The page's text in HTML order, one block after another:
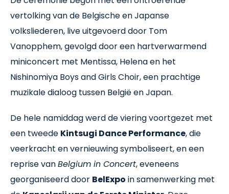
vertolking van de Belgische en Japanse
volksliederen, live uitgevoerd door Tom
Vanopphem, gevolgd door een hartverwarmend
miniconcert met Mentissa, Helena en het
Nishinomiya Boys and Girls Choir, een prachtige
muzikale dialoog tussen België en Japan.
De hele namiddag werd de viering voortgezet met
een tweede Kintsugi Dance Performance, die
veerkracht en vernieuwing symboliseert, en een
reprise vanBelgium in Concert, eveneens
georganiseerd door BelExpo in samenwerking met